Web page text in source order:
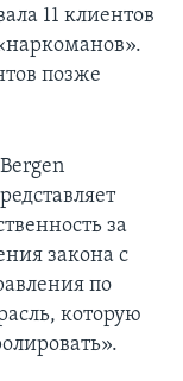
11 клиентов
позже
за
закона с
по
которую